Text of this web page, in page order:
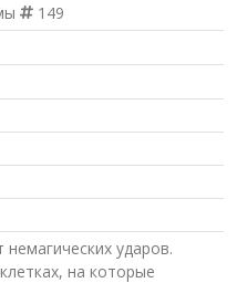
149
ударов.
на которые